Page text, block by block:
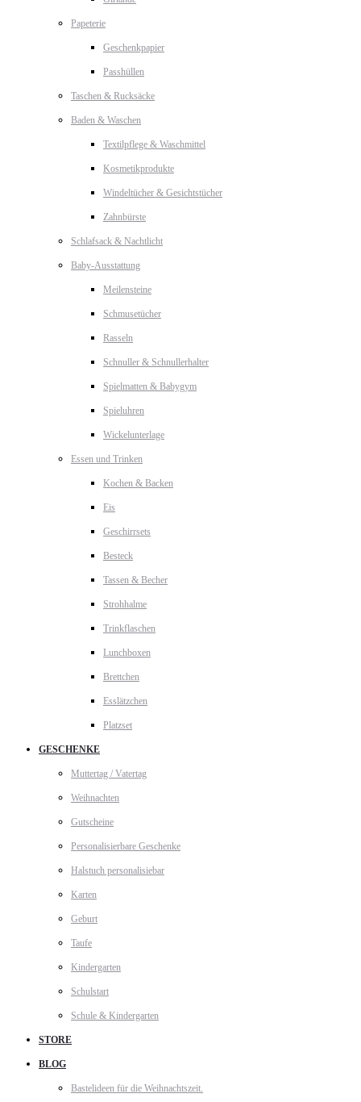
Papeterie
Geschenkpapier
Passhüllen
Taschen & Rucksäcke
Baden & Waschen
Textilpflege & Waschmittel
Kosmetikprodukte
Windeltücher & Gesichtstücher
Zahnbürste
Schlafsack & Nachtlicht
Baby-Ausstattung
Meilensteine
Schmusetücher
Rasseln
Schnuller & Schnullerhalter
Spielmatten & Babygym
Spieluhren
Wickelunterlage
Essen und Trinken
Kochen & Backen
Eis
Geschirrsets
Besteck
Tassen & Becher
Strohhalme
Trinkflaschen
Lunchboxen
Brettchen
Esslätzchen
Platzset
GESCHENKE
Muttertag / Vatertag
Weihnachten
Gutscheine
Personalisierbare Geschenke
Halstuch personalisiebar
Karten
Geburt
Taufe
Kindergarten
Schulstart
Schule & Kindergarten
STORE
BLOG
Bastelideen für die Weihnachtszeit.